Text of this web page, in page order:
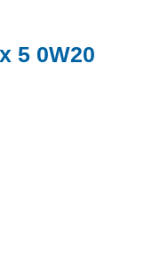
5 0W20